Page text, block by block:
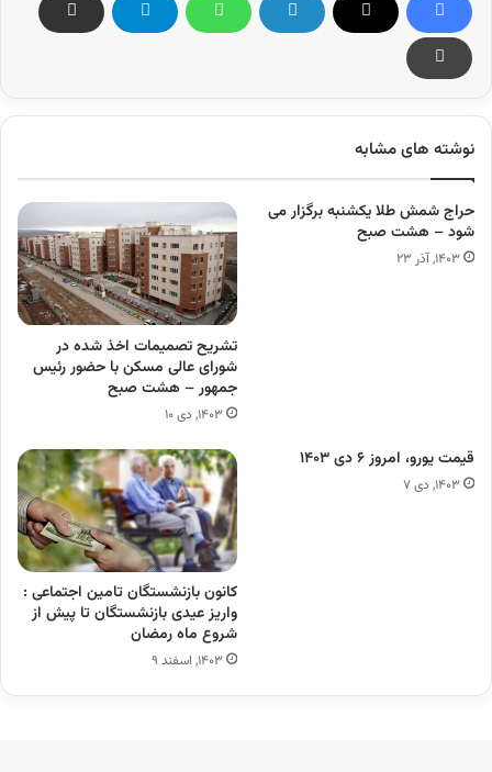
نوشته های مشابه
حراج شمش طلا یکشنبه برگزار می
شود – هشت صبح
۱۴۰۳, آذر ۲۳
تشریح تصمیمات اخذ شده در
شورای‌ عالی مسکن با حضور رئیس
جمهور – هشت صبح
۱۴۰۳, دی ۱۰
قیمت یورو، امروز ۶ دی ۱۴۰۳
۱۴۰۳, دی ۷
کانون بازنشستگان تامین اجتماعی :
واریز عیدی بازنشستگان تا پیش از
شروع ماه رمضان
۱۴۰۳, اسفند ۹